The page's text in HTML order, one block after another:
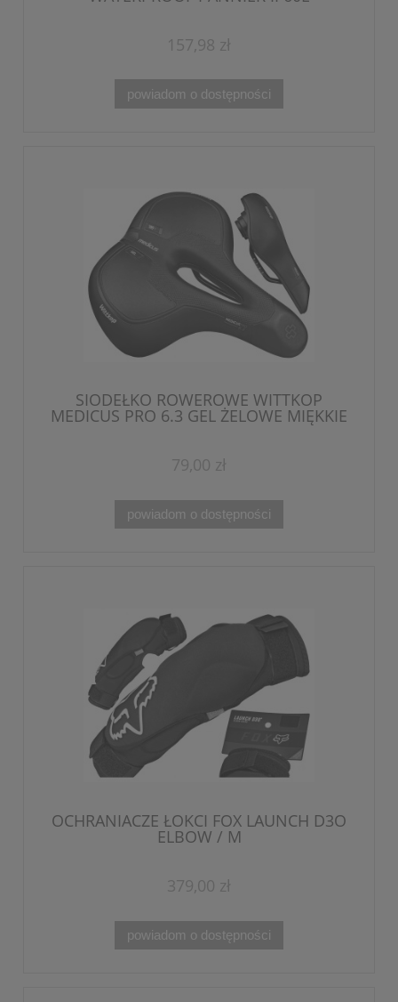
157,98 zł
powiadom o dostępności
SIODEŁKO ROWEROWE WITTKOP
MEDICUS PRO 6.3 GEL ŻELOWE MIĘKKIE
79,00 zł
powiadom o dostępności
OCHRANIACZE ŁOKCI FOX LAUNCH D3O
ELBOW / M
379,00 zł
powiadom o dostępności